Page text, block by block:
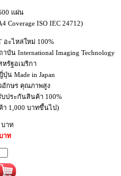
แผ่น
ISO IEC 24712)
อะไหล่ใหม่ 100%
น International Imaging Technology
หรัฐอเมริกา
น Made in Japan
อักษร คุณภาพสูง
บประกันสินค้า 100%
า 1,000 บาทขึ้นไป)
บาท
าท